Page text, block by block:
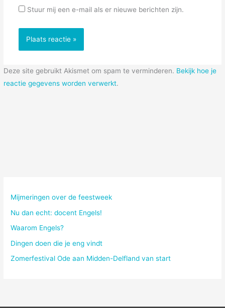
Stuur mij een e-mail als er nieuwe berichten zijn.
Deze site gebruikt Akismet om spam te verminderen. Bekijk hoe je
reactie gegevens worden verwerkt.
Mijmeringen over de feestweek
Nu dan echt: docent Engels!
Waarom Engels?
Dingen doen die je eng vindt
Zomerfestival Ode aan Midden-Delfland van start